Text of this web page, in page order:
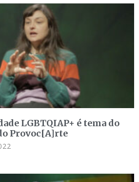
LGBTQIAP+ é tema do
Provoc[A]rte